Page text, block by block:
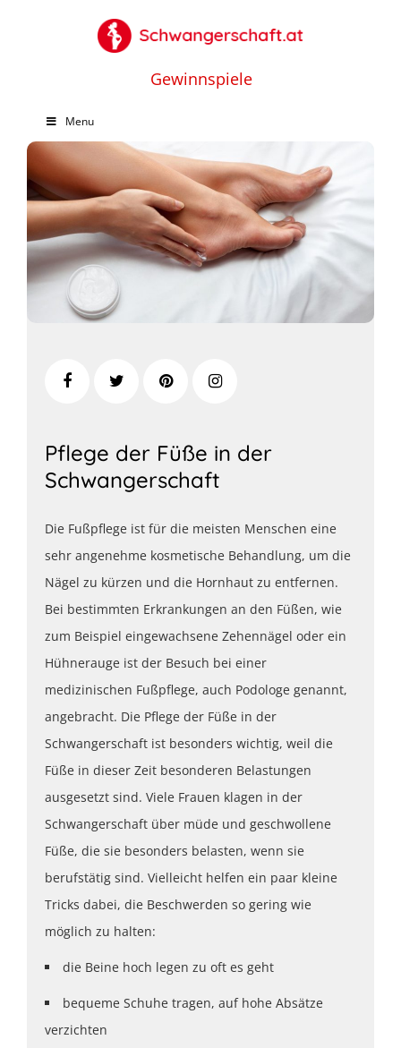
Gewinnspiele
Menu
Pflege der Füße in der
Schwangerschaft
Die Fußpflege ist für die meisten Menschen eine
sehr angenehme kosmetische Behandlung, um die
Nägel zu kürzen und die Hornhaut zu entfernen.
Bei bestimmten Erkrankungen an den Füßen, wie
zum Beispiel eingewachsene Zehennägel oder ein
Hühnerauge ist der Besuch bei einer
medizinischen Fußpflege, auch Podologe genannt,
angebracht. Die Pflege der Füße in der
Schwangerschaft ist besonders wichtig, weil die
Füße in dieser Zeit besonderen Belastungen
ausgesetzt sind. Viele Frauen klagen in der
Schwangerschaft über müde und geschwollene
Füße, die sie besonders belasten, wenn sie
berufstätig sind. Vielleicht helfen ein paar kleine
Tricks dabei, die Beschwerden so gering wie
möglich zu halten:
die Beine hoch legen zu oft es geht
bequeme Schuhe tragen, auf hohe Absätze
verzichten